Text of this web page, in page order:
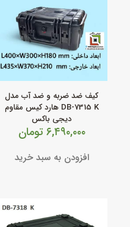
کیف ضد ضربه و ضد آب مدل
DB‑7315 K هارد کیس مقاوم
دیجی باکس
۶,۴۹۰,۰۰۰ تومان
افزودن به سبد خرید